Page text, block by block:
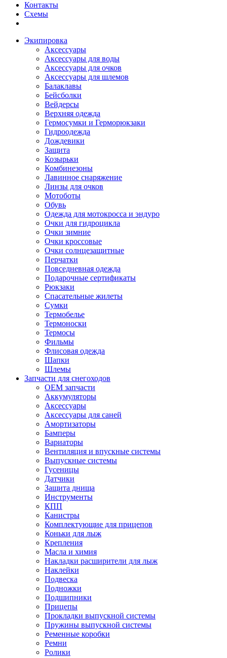
Контакты
Схемы
Экипировка
Аксессуары
Аксессуары для воды
Аксессуары для очков
Аксессуары для шлемов
Балаклавы
Бейсболки
Вейдерсы
Верхняя одежда
Гермосумки и Герморюкзаки
Гидроодежда
Дождевики
Защита
Козырьки
Комбинезоны
Лавинное снаряжение
Линзы для очков
Мотоботы
Обувь
Одежда для мотокросса и эндуро
Очки для гидроцикла
Очки зимние
Очки кроссовые
Очки солнцезащитные
Перчатки
Повседневная одежда
Подарочные сертификаты
Рюкзаки
Спасательные жилеты
Сумки
Термобелье
Термоноски
Термосы
Фильмы
Флисовая одежда
Шапки
Шлемы
Запчасти для снегоходов
OEM запчасти
Аккумуляторы
Аксессуары
Аксессуары для саней
Амортизаторы
Бамперы
Вариаторы
Вентиляция и впускные системы
Выпускные системы
Гусеницы
Датчики
Защита днища
Инструменты
КПП
Канистры
Комплектующие для прицепов
Коньки для лыж
Крепления
Масла и химия
Накладки расширители для лыж
Наклейки
Подвеска
Подножки
Подшипники
Прицепы
Прокладки выпускной системы
Пружины выпускной системы
Ременные коробки
Ремни
Ролики